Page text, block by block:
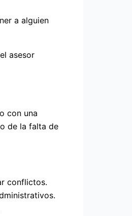
a alguien
asesor
con una
de la falta de
conflictos.